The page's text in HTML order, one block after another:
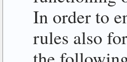
In order to
rules also